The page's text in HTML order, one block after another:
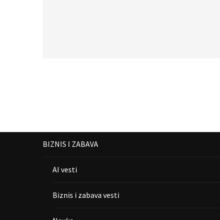
BIZNIS I ZABAVA
AI vesti
Biznis i zabava vesti